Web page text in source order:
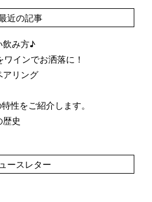
近の記事
飲み方♪
インでお洒落に！
アリング
性をご紹介します。
史
ースレター